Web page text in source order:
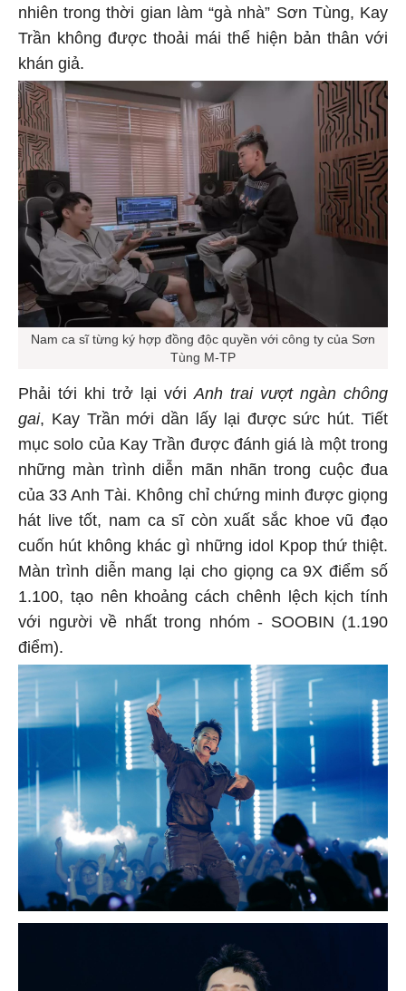
nhiên trong thời gian làm “gà nhà” Sơn Tùng, Kay
Trần không được thoải mái thể hiện bản thân với
khán giả.
Nam ca sĩ từng ký hợp đồng độc quyền với công ty của Sơn
Tùng M-TP
Phải tới khi trở lại với Anh trai vượt ngàn chông
gai, Kay Trần mới dần lấy lại được sức hút. Tiết
mục solo của Kay Trần được đánh giá là một trong
những màn trình diễn mãn nhãn trong cuộc đua
của 33 Anh Tài. Không chỉ chứng minh được giọng
hát live tốt, nam ca sĩ còn xuất sắc khoe vũ đạo
cuốn hút không khác gì những idol Kpop thứ thiệt.
Màn trình diễn mang lại cho giọng ca 9X điểm số
1.100, tạo nên khoảng cách chênh lệch kịch tính
với người về nhất trong nhóm - SOOBIN (1.190
điểm).